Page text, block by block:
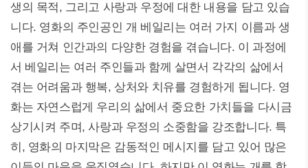
생의 목적, 그리고 사랑과 우정에 대한 내용을 담고 있습
니다. 영화의 주인공인 개 베일리는 여러 가지 이름과 생
애를 거쳐 인간과의 다양한 경험을 겪습니다. 이 과정에
서 베일리는 여러 주인들과 함께 살면서 각각의 삶에서
겪는 어려움과 행복, 상처와 치유를 경험하게 됩니다. 영
화는 자연스럽게 우리의 삶에서 중요한 가치들을 다시금
상기시켜 주며, 사랑과 우정의 소중함을 강조합니다. 특
히, 영화의 마지막은 감동적인 메시지를 담고 있어 많은